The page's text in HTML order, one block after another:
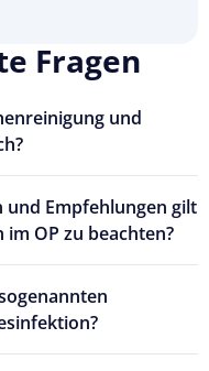
Fragen
und
und Empfehlungen gilt
OP zu beachten?